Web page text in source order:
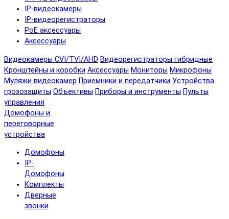
IP-видеокамеры
IP-видеорегистраторы
PoE аксессуары
Аксессуары
Видеокамеры CVI/TVI/AHD Видеорегистраторы гибридные
Кронштейны и коробки Аксессуары Мониторы Микрофоны
Муляжи видеокамер Приемники и передатчики Устройства
грозозащиты Объективы Приборы и инструменты Пульты
управления
Домофоны и
переговорные
устройства
Домофоны
IP-
Домофоны
Комплекты
Дверные
звонки